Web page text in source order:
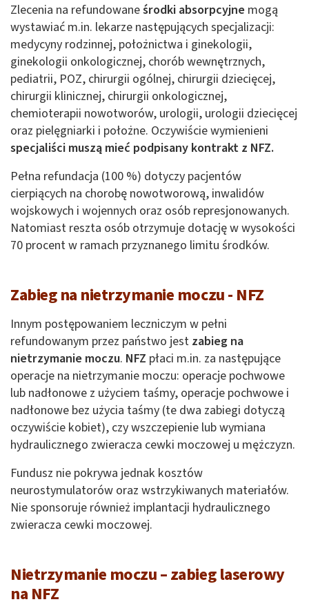
Zlecenia na refundowaneśrodki absorpcyjne mogą
wystawiać m.in. lekarze następujących specjalizacji:
medycyny rodzinnej, położnictwa i ginekologii,
ginekologii onkologicznej, chorób wewnętrznych,
pediatrii, POZ, chirurgii ogólnej, chirurgii dziecięcej,
chirurgii klinicznej, chirurgii onkologicznej,
chemioterapii nowotworów, urologii, urologii dziecięcej
oraz pielęgniarki i położne. Oczywiście wymienieni
specjaliści muszą mieć podpisany kontrakt z NFZ.
Pełna refundacja (100 %) dotyczy pacjentów
cierpiących na chorobę nowotworową, inwalidów
wojskowych i wojennych oraz osób represjonowanych.
Natomiast reszta osób otrzymuje dotację w wysokości
70 procent w ramach przyznanego limitu środków.
Zabieg na nietrzymanie moczu - NFZ
Innym postępowaniem leczniczym w pełni
refundowanym przez państwo jest zabieg na
nietrzymanie moczu. NFZ płaci m.in. za następujące
operacje na nietrzymanie moczu: operacje pochwowe
lub nadłonowe z użyciem taśmy, operacje pochwowe i
nadłonowe bez użycia taśmy (te dwa zabiegi dotyczą
oczywiście kobiet), czy wszczepienie lub wymiana
hydraulicznego zwieracza cewki moczowej u mężczyzn.
Fundusz nie pokrywa jednak kosztów
neurostymulatorów oraz wstrzykiwanych materiałów.
Nie sponsoruje również implantacji hydraulicznego
zwieracza cewki moczowej.
Nietrzymanie moczu – zabieg laserowy
na NFZ